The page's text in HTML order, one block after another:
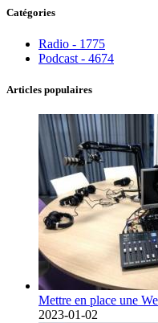
Catégories
Radio - 1775
Podcast - 4674
Articles populaires
Mettre en place une
2023-01-02